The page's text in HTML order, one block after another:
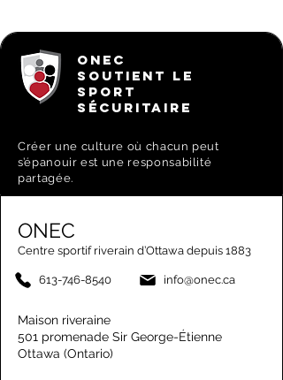
ONEC
SOUTIENT LE
SPORT
SÉCURITAIRE
Créer une culture où chacun peut
s’épanouir est une responsabilité
partagée.
ONEC
Centre sportif riverain d’Ottawa depuis 1883
613-746-8540 info@onec.ca
Maison riveraine
501 promenade Sir George-Étienne
Ottawa (Ontario)